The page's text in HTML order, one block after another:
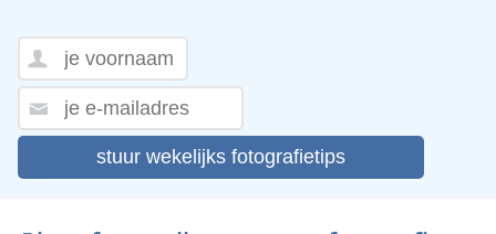
stuur wekelijks fotografietips